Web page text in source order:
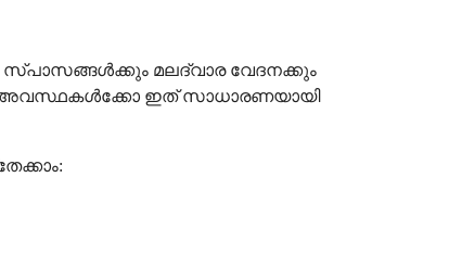
സ്പാസങ്ങൾക്കും മലദ്വാര വേദനക്കും
അവസ്ഥകൾക്കോ ഇത് സാധാരണയായി